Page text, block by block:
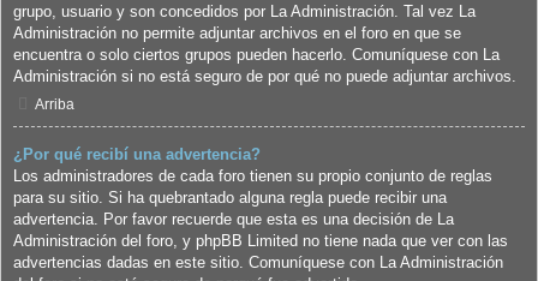
grupo, usuario y son concedidos por La Administración. Tal vez La
Administración no permite adjuntar archivos en el foro en que se
encuentra o solo ciertos grupos pueden hacerlo. Comuníquese con La
Administración si no está seguro de por qué no puede adjuntar archivos.
Arriba
¿Por qué recibí una advertencia?
Los administradores de cada foro tienen su propio conjunto de reglas
para su sitio. Si ha quebrantado alguna regla puede recibir una
advertencia. Por favor recuerde que esta es una decisión de La
Administración del foro, y phpBB Limited no tiene nada que ver con las
advertencias dadas en este sitio. Comuníquese con La Administración